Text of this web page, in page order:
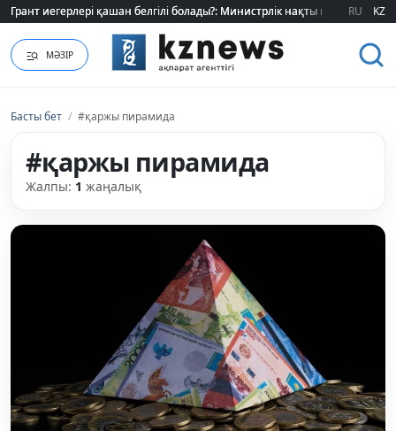
Грант иегерлері қашан белгілі болады?: Министрлік нақты мерзімді
Грант иегерлері қашан белгілі болады?: Министрлік нақты мерзімді
RU KZ
МӘЗІР
Басты бет / #қаржы пирамида
#қаржы пирамида
Жалпы: 1 жаңалық